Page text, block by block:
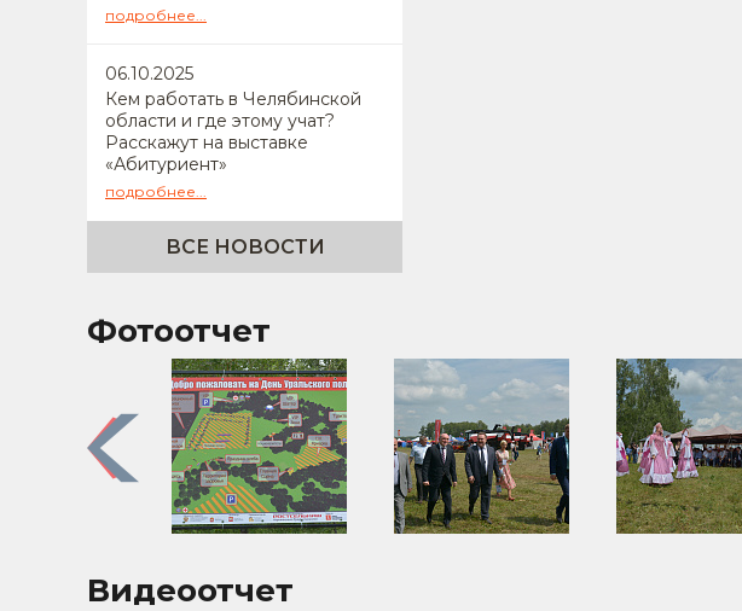
подробнее...
06.10.2025
Кем работать в Челябинской
области и где этому учат?
Расскажут на выставке
«Абитуриент»
подробнее...
ВСЕ НОВОСТИ
Фотоотчет
Previous
Видеоотчет